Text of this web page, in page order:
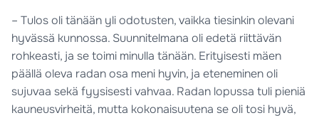
– Tulos oli tänään yli odotusten, vaikka tiesinkin olevani
hyvässä kunnossa. Suunnitelmana oli edetä riittävän
rohkeasti, ja se toimi minulla tänään. Erityisesti mäen
päällä oleva radan osa meni hyvin, ja eteneminen oli
sujuvaa sekä fyysisesti vahvaa. Radan lopussa tuli pieniä
kauneusvirheitä, mutta kokonaisuutena se oli tosi hyvä,